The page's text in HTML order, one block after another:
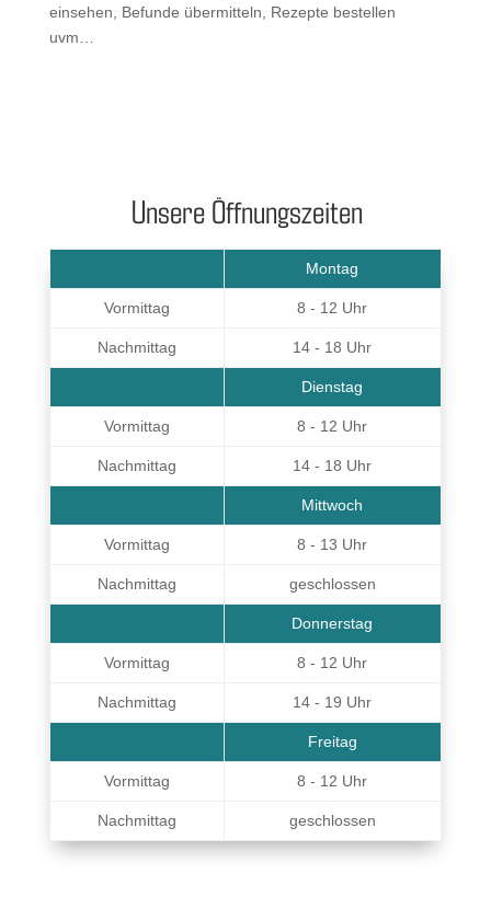
einsehen, Befunde übermitteln, Rezepte bestellen
uvm…
Unsere Öffnungszeiten
Montag
Vormittag 8 - 12 Uhr
Nachmittag 14 - 18 Uhr
Dienstag
Vormittag 8 - 12 Uhr
Nachmittag 14 - 18 Uhr
Mittwoch
Vormittag 8 - 13 Uhr
Nachmittag geschlossen
Donnerstag
Vormittag 8 - 12 Uhr
Nachmittag 14 - 19 Uhr
Freitag
Vormittag 8 - 12 Uhr
Nachmittag geschlossen